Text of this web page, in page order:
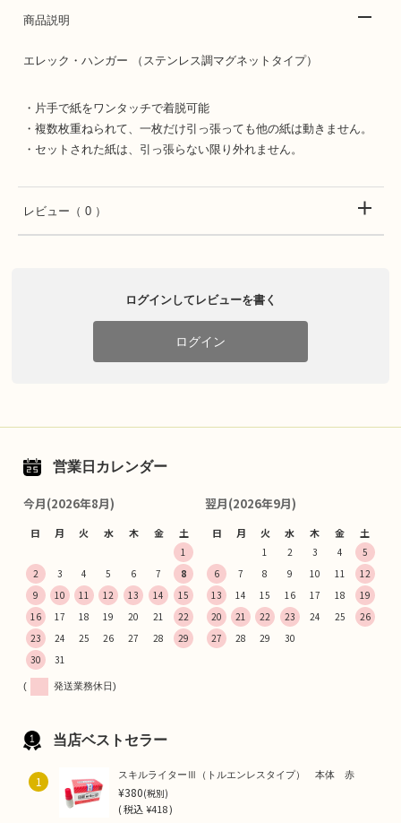
商品説明
エレック・ハンガー （ステンレス調マグネットタイプ）
・片手で紙をワンタッチで着脱可能
・複数枚重ねられて、一枚だけ引っ張っても他の紙は動きません。
・セットされた紙は、引っ張らない限り外れません。
レビュー （ 0 ）
ログインしてレビューを書く
ログイン
営業日カレンダー
今月(2026年8月)
日 月 火 水 木 金 土
1
2
3 4 5 6 7
8
9
10 11 12 13 14
15
16
17 18 19 20 21
22
23
24 25 26 27 28
29
30
31
翌月(2026年9月)
日 月 火 水 木 金 土
1 2 3 4
5
6
7 8 9 10 11
12
13
14 15 16 17 18
19
20
21 22 23 24 25
26
27
28 29 30
( 発送業務休日)
当店ベストセラー
1 スキルライターⅢ（トルエンレスタイプ） 本体 赤
¥380(税別)
(税込¥418 )